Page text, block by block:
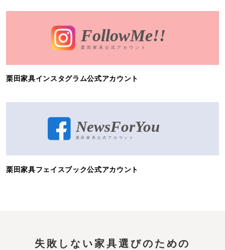
栗田家具インスタグラム公式アカウント
栗田家具フェイスブック公式アカウント
失敗しない家具選びのための